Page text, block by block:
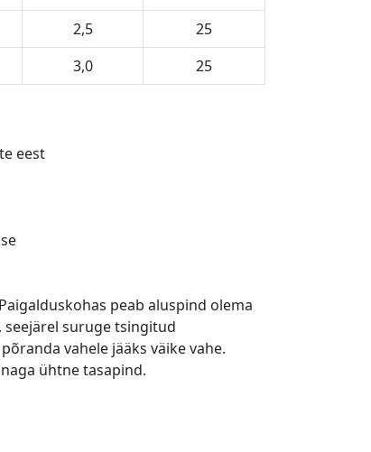
2,5
25
3,0 25
eest
peab aluspind olema
seejärel suruge tsingitud
vahele jääks väike vahe.
ühtne tasapind.